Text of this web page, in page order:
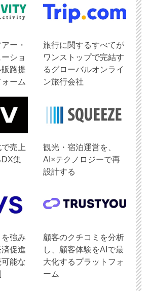
ー・
ショ
路提
ーム
旅行に関するすべてが
ワンストップで完結す
るグローバルオンライ
ン旅行会社
売上
DX集
観光・宿泊運営を、
AI×テクノロジーで再
設計する
強み
促進
能な
顧客のクチコミを分析
し、顧客体験をAIで最
大化するプラットフォ
ーム